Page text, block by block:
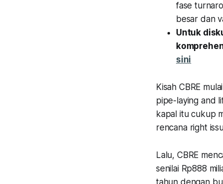
fase
besar dan
Untuk
sini
Kisah CBRE
pipe-laying and
kapal itu cukup
rencana right
Lalu, CBRE
senilai Rp888
tahun dengan